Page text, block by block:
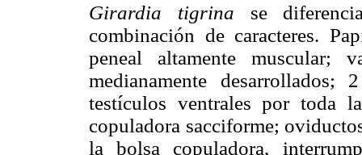
Girardia tigrina se
combinación de caracteres.
peneal altamente muscular;
medianamente desarrollados;
testículos ventrales por toda
copuladora sacciforme;
la bolsa copuladora,